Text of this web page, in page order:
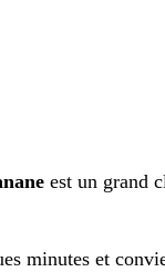
est un grand
minutes et